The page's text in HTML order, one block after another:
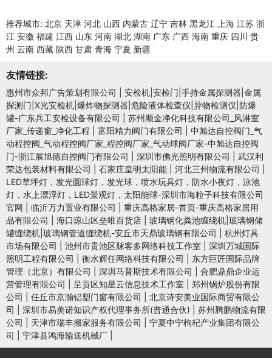
推荐城市: 北京 天津 河北 山西 内蒙古 辽宁 吉林 黑龙江 上海 江苏 浙
江 安徽 福建 江西 山东 河南 湖北 湖南 广东 广西 海南 重庆 四川 贵
州 云南 西藏 陕西 甘肃 青海 宁夏 新疆
友情链接:
惠州市众邦广告策划有限公司
安检机|安检门|手持金属探测器|金属
探测门|X光安检机|爆炸物探测器|危险液体检查仪|异物检测仪|防爆
罐-广东兵工安检设备有限公司
苏州顺金净化科技有限公司_风淋室
厂家_传递窗_净化工程
富阳精力阀门有限公司
中旭达自控阀门_气
动程控阀_气动程控阀厂家_程控阀厂家_气动球阀厂家-中旭达自控阀
门-浙江展旭德自控阀门有限公司
深圳市佛光照明有限公司
武汉利
荣达包装材料有限公司
石家庄皇明太阳能 河北三州物流有限公司
LED草坪灯，发光圆球灯，发光球，喷水玩具灯，防水小夜灯，泳池
灯，水上漂浮灯，LED景观灯，太阳能球-深圳市海粒子科技有限公司
官网
临沂万力置业有限公司
重庆高格家居-首页-重庆高格家居用
品有限公司
海口琼山区垒唯百货店
玻璃钢化粪池缠绕机|玻璃钢储
罐缠绕机|玻璃钢管道缠绕机-安丘市天鼎玻璃钢有限公司
杭州灯具
市场有限公司
池州市贵池区脉客多网络科技工作室
深圳万城国际
照明工程有限公司
衡水辉任网络科技有限公司
东方巨匠国际品牌
管理（北京）有限公司
深圳马普斯技术有限公司
合肥鼎鼎企业运
营管理有限公司
呈贡区知星云信息技术工作室
郑州锅炉股份有限
公司
任丘市京瀚铝塑门窗有限公司
北京诗安美业国际商贸有限公
司
深圳市易美诺知识产权代理事务所(普通合伙)
苏州腾鹏物流有限
公司
天津市瑞丰搬家服务有限公司
宁夏中宁枸杞产业集团有限公
司
宁津县鸿海输送机械厂